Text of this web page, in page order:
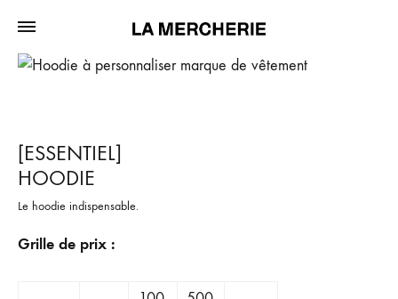
[ESSENTIEL]
HOODIE
Le hoodie indispensable.
Grille de prix :